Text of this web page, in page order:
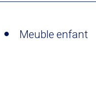
Meuble enfant